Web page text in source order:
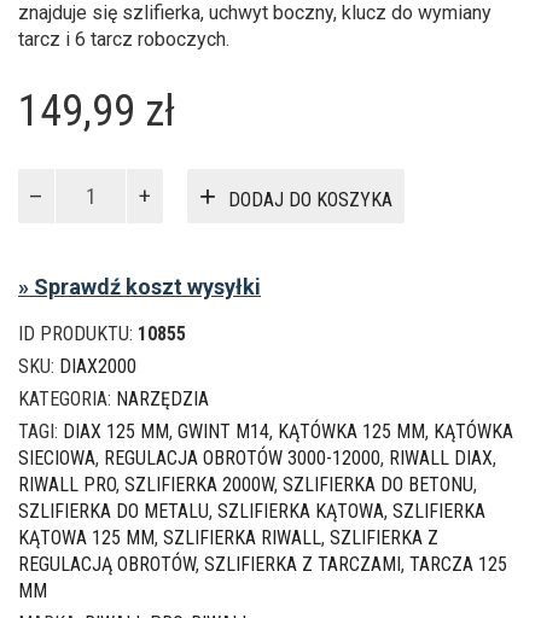
znajduje się szlifierka, uchwyt boczny, klucz do wymiany
tarcz i 6 tarcz roboczych.
149,99 zł
Szlifierka
Diax
mm
2000W
z
regulacją
obrotów
DODAJ DO KOSZYKA
» Sprawdź koszt wysyłki
ID PRODUKTU: 10855
SKU: DIAX2000
KATEGORIA: NARZĘDZIA
TAGI: DIAX 125 MM, GWINT M14, KĄTÓWKA 125 MM, KĄTÓWKA
SIECIOWA, REGULACJA OBROTÓW 3000-12000, RIWALL DIAX,
RIWALL PRO, SZLIFIERKA 2000W, SZLIFIERKA DO BETONU,
SZLIFIERKA DO METALU, SZLIFIERKA KĄTOWA, SZLIFIERKA
KĄTOWA 125 MM, SZLIFIERKA RIWALL, SZLIFIERKA Z
REGULACJĄ OBROTÓW, SZLIFIERKA Z TARCZAMI , TARCZA 125
MM